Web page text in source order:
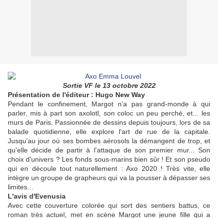
Sortie VF le 13 octobre 2022
Présentation de l'éditeur : Hugo New Way
Pendant le confinement, Margot n'a pas grand-monde à qui
parler, mis à part son axolotl, son coloc un peu perché, et... les
murs de Paris. Passionnée de dessins depuis toujours, lors de sa
balade quotidienne, elle explore l'art de rue de la capitale.
Jusqu'au jour où ses bombes aérosols la démangent de trop, et
qu'elle décide de partir à l'attaque de son premier mur... Son
choix d'univers ? Les fonds sous-marins bien sûr ! Et son pseudo
qui en découle tout naturellement : Axo 2020 ! Très vite, elle
intègre un groupe de grapheurs qui va la pousser à dépasser ses
limites...
L'avis d'Evenusia
Avec cette couverture colorée qui sort des sentiers battus, ce
roman très actuel, met en scène Margot une jeune fille qui a